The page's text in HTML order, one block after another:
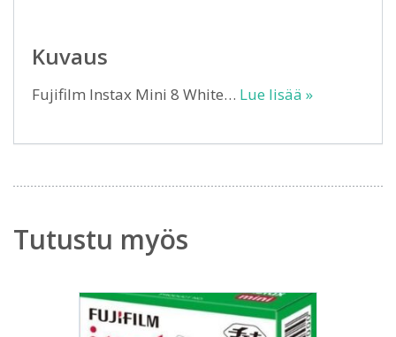
Kuvaus
Fujifilm Instax Mini 8 White… Lue lisää »
Tutustu myös